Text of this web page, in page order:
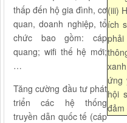
(iii)
ích
ứng
hội
đảm
thấp đến hộ gia đình, cơ
quan, doanh nghiệp, tổ
chức bao gồm: cáp
quang; wifi thế hệ mới;
…
Tăng cường đầu tư phát
triển các hệ thống
truyền dẫn quốc tế (cáp